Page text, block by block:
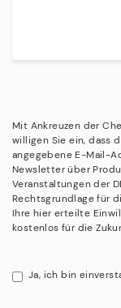
Mit Ankreuzen der
willigen Sie ein, dass
angegebene E-Mail-
Newsletter über
Veranstaltungen der
Rechtsgrundlage für
Ihre hier erteilte
kostenlos für die
Ja, ich bin